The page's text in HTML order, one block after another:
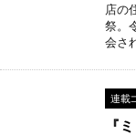
店の
祭。
会さ
連載
『